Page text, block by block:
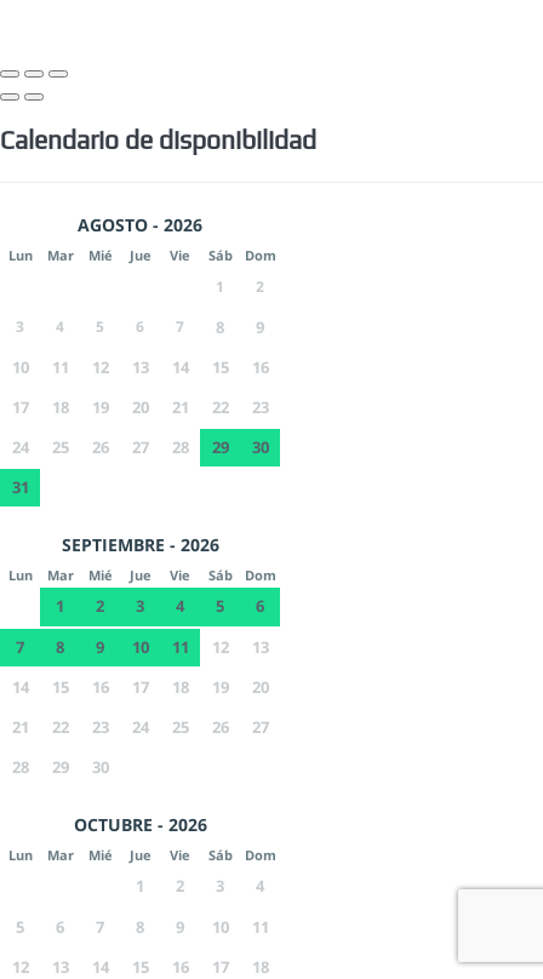
Calendario de disponibilidad
AGOSTO - 2026
Lun Mar Mié Jue Vie Sáb Dom
1
2
3
4 5 6 7 8
9
10
11 12 13 14 15
16
17
18 19 20 21 22
23
24
25 26 27 28 29
30
31
SEPTIEMBRE - 2026
Lun Mar Mié Jue Vie Sáb Dom
1 2 3 4 5
6
7
8 9 10 11 12
13
14
15 16 17 18 19
20
21
22 23 24 25 26
27
28
29 30
OCTUBRE - 2026
Lun Mar Mié Jue Vie Sáb Dom
1 2 3
4
5
6 7 8 9 10
11
12
13 14 15 16 17 18